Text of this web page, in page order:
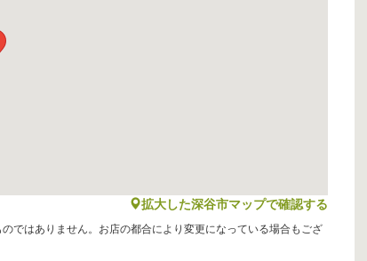
map
拡大した深谷市マップで確認する
ではありません。お店の都合により変更になっている場合もござ